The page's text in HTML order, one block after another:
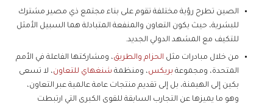
الصين تطرح رؤية مختلفة تقوم على بناء مجتمع ذي مصير مشترك
للبشرية، حيث يكون التعاون والمنفعة المتبادلة هما السبيل الأمثل
للتكيف مع المشهد الدولي الجديد.
من خلال مبادرات مثل الحزام والطريق، ومشاركتها الفاعلة في الأمم
المتحدة، ومجموعة بريكس، ومنظمة شنغهاي للتعاون، لا تسعى
بكين إلى الهيمنة، بل إلى تقديم منتجات عامة عالمية عبر التعاون،
وهو ما يميزها عن التجارب السابقة للقوى الكبرى التي ارتبطت